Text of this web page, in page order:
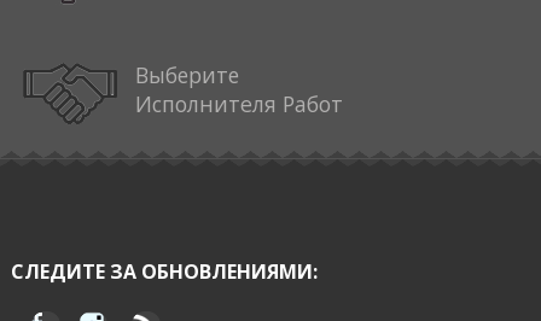
Выберите
Исполнителя Работ
СЛЕДИТЕ ЗА ОБНОВЛЕНИЯМИ: